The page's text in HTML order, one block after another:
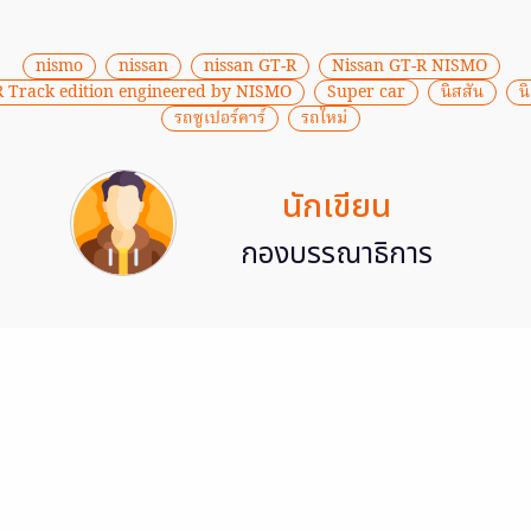
nismo nissan nissan GT-R
Nissan GT-R NISMO
Track edition engineered by NISMO
Super car นิสสัน
รถซูเปอร์คาร์
รถใหม่
นักเขียน
กองบรรณาธิการ